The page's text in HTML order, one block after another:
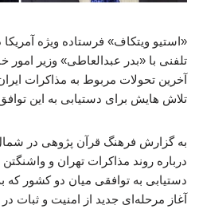
«استیو ویتکاف» فرستاده ویژه
تلفنی با «بدر عبدالعاطی» وزیر
آخرین تحولات مربوط به مذاکرات
تلاش هایش برای دستیابی به این
به گزارش فرهنگ قرآن پژوهی در
درباره روند مذاکرات تهران و
دستیابی به توافقی میان دو کشور که
آغاز مرحله‌ای جدید از امنیت و ثبات